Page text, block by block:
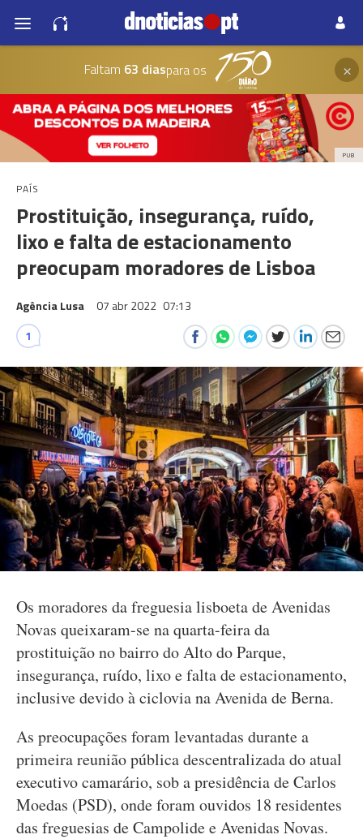
Faltam 63 diaspara os ×
PUB
PAÍS
Prostituição, insegurança, ruído,
lixo e falta de estacionamento
preocupam moradores de Lisboa
Agência Lusa 07 abr 2022 07:13
1
Os moradores da freguesia lisboeta de Avenidas
Novas queixaram-se na quarta-feira da
prostituição no bairro do Alto do Parque,
insegurança, ruído, lixo e falta de estacionamento,
inclusive devido à ciclovia na Avenida de Berna.
As preocupações foram levantadas durante a
primeira reunião pública descentralizada do atual
executivo camarário, sob a presidência de Carlos
Moedas (PSD), onde foram ouvidos 18 residentes
das freguesias de Campolide e Avenidas Novas.